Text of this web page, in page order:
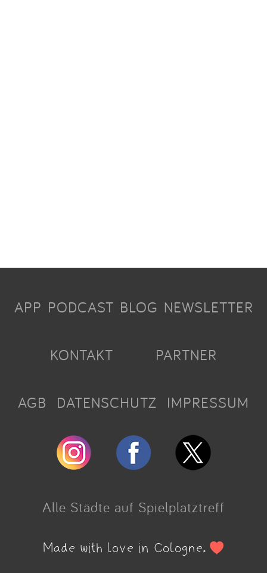
APP PODCAST BLOG NEWSLETTER
KONTAKT PARTNER
AGB DATENSCHUTZ IMPRESSUM
Alle Städte auf Spielplatztreff
Made with love in Cologne.